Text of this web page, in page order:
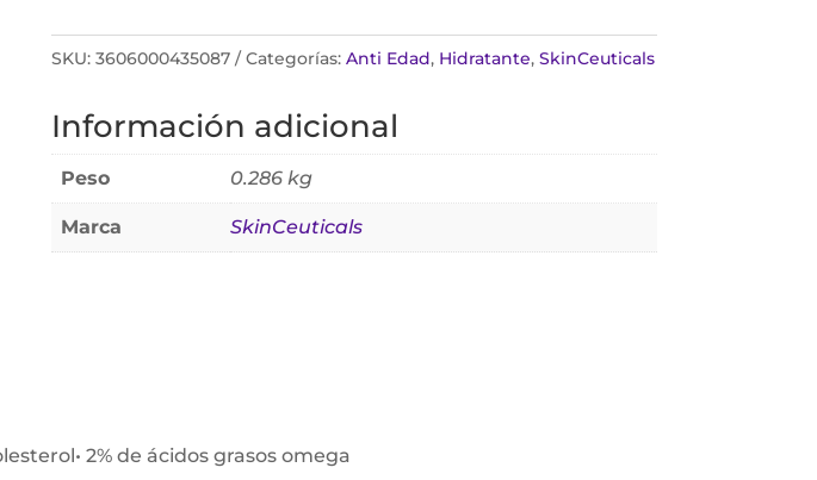
SKU: 3606000435087 Categorías: Anti Edad, Hidratante, SkinCeuticals
Información adicional
Peso 0.286 kg
Marca SkinCeuticals
2% de ácidos grasos omega